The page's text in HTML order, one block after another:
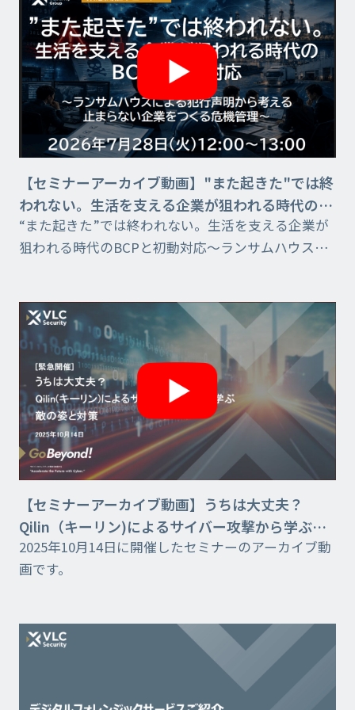
【セミナーアーカイブ動画】"また起きた"では終
われない。生活を支える企業が狙われる時代の
BCPと初動対応​～ランサムハウスによる犯行声明
から考える止まらない企業をつくる危機管理～​ ​
“また起きた”では終われない。生活を支える企業が
狙われる時代のBCPと初動対応​～ランサムハウスに
【セミナーアーカイブ動画】うちは⼤丈夫？
Qilin（キーリン)によるサイバー攻撃から学ぶ敵
の姿と対策
2025年10月14日に開催したセミナーのアーカイブ動
画です。